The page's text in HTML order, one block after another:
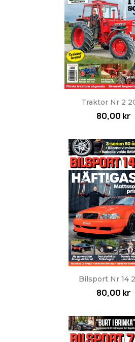
Traktor Nr 2
80,00 kr
Bilsport Nr 14
80,00 kr